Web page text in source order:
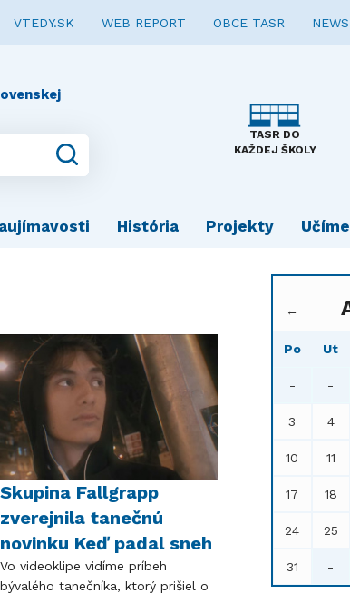
VTEDY.SK WEB REPORT OBCE TASR
TASR DO
KAŽDEJ ŠKOLY
História Projekty
Skupina Fallgrapp
zverejnila tanečnú
novinku Keď padal sneh
Vo videoklipe vidíme príbeh
bývalého tanečníka, ktorý prišiel o
←
Po Ut
- -
3 4
10 11
17 18
24 25
31 -